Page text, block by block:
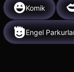
Komik
Engel